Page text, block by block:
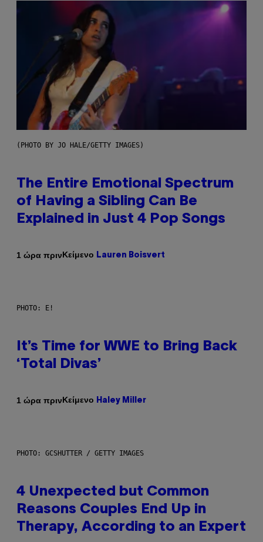
(PHOTO BY JO HALE/GETTY IMAGES)
The Entire Emotional Spectrum
of Having a Sibling Can Be
Explained in Just 4 Pop Songs
1 ώρα πρινΚείμενο Lauren Boisvert
PHOTO: E!
It’s Time for WWE to Bring Back
‘Total Divas’
1 ώρα πρινΚείμενο Haley Miller
PHOTO: GCSHUTTER / GETTY IMAGES
4 Unexpected but Common
Reasons Couples End Up in
Therapy, According to an Expert